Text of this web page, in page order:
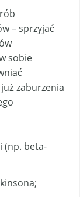
– sprzyjać
sobie
zaburzenia
(np. beta-